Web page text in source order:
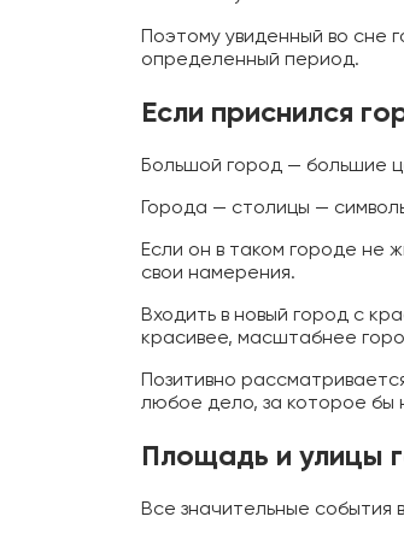
Поэтому увиденный во сне
определенный период.
Если приснился
Большой город — большие
Города — столицы —
Если он в таком городе не
свои намерения.
Входить в новый город с
красивее, масштабнее
Позитивно
любое дело, за которое бы
Площадь и улицы
Все значительные события